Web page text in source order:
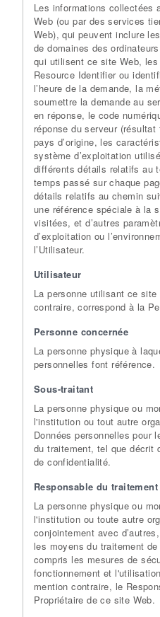
Les informations collectées
Web (ou par des services
Web), qui peuvent inclure
de domaines des
qui utilisent ce site Web,
Resource Identifier ou
l’heure de la demande, la
soumettre la demande au
en réponse, le code
réponse du serveur
pays d’origine, les
système d’exploitation
différents détails relatifs au
temps passé sur chaque
détails relatifs au chemin
une référence spéciale à la
visitées, et d’autres
d’exploitation ou
l’Utilisateur.
Utilisateur
La personne utilisant ce
contraire, correspond à la
Personne concernée
La personne physique à
personnelles font référence.
Sous-traitant
La personne physique ou
l'institution ou tout autre
Données personnelles pour
du traitement, tel que décrit
de confidentialité.
Responsable du
La personne physique ou
l'institution ou toute autre
conjointement avec
les moyens du traitement
compris les mesures de
fonctionnement et
mention contraire, le
Propriétaire de ce site Web.